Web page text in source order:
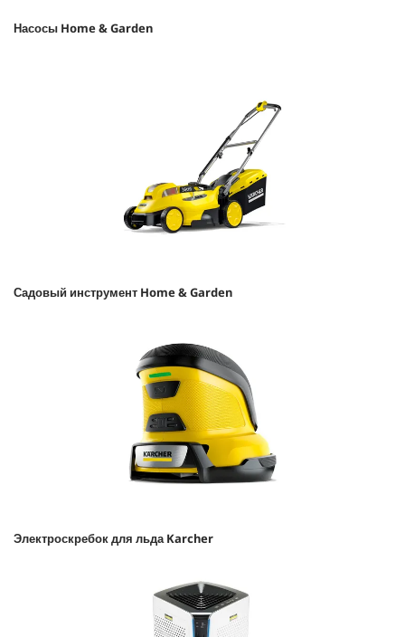
Насосы Home & Garden
Садовый инструмент Home & Garden
Электроскребок для льда Karcher